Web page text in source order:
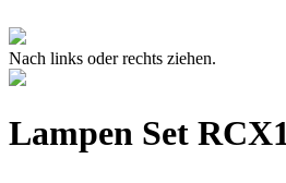
Nach links oder rechts ziehen.
Lampen Set